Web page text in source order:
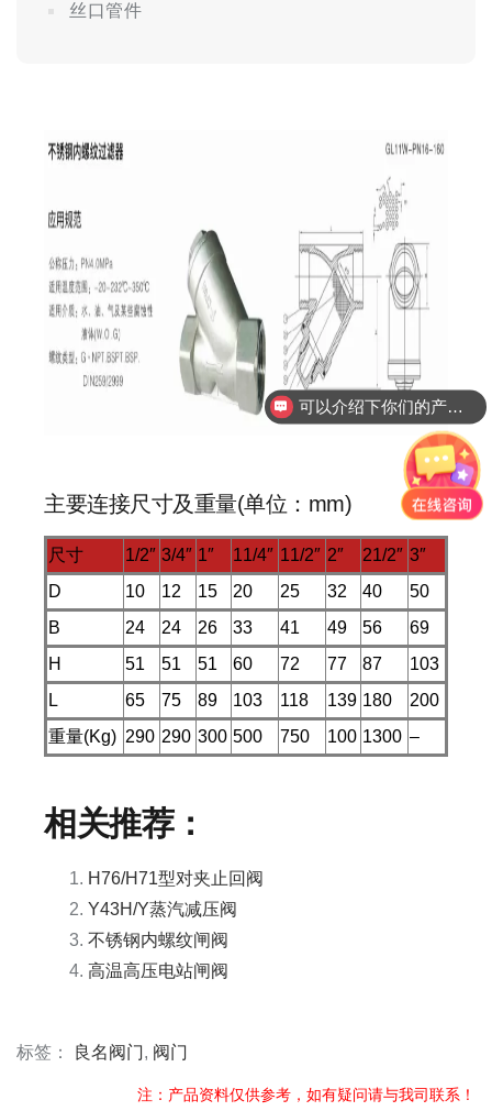
丝口管件
主要连接尺寸及重量(单位：mm)
尺寸 1/2″ 3/4″ 1″ 11/4″ 11/2″ 2″ 21/2″ 3″
D
10 12 15 20 25 32 40
50
B
24 24 26 33 41 49 56
69
H
51 51 51 60 72 77 87
103
L
65 75 89 103 118 139 180
200
重量(Kg) 290 290 300 500 750 100 1300 –
相关推荐：
H76/H71型对夹止回阀
Y43H/Y蒸汽减压阀
不锈钢内螺纹闸阀
高温高压电站闸阀
标签： 良名阀门, 阀门
注：产品资料仅供参考，如有疑问请与我司联系！
可以介绍下你们的产品么